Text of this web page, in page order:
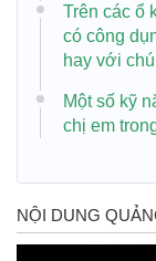
Trên các ổ
có công
hay với
Một số kỹ
chị em